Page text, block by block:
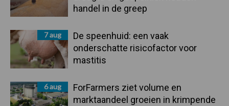
handel in de greep
7 aug
De speenhuid: een vaak
onderschatte risicofactor voor
mastitis
6 aug
ForFarmers ziet volume en
marktaandeel groeien in krimpende